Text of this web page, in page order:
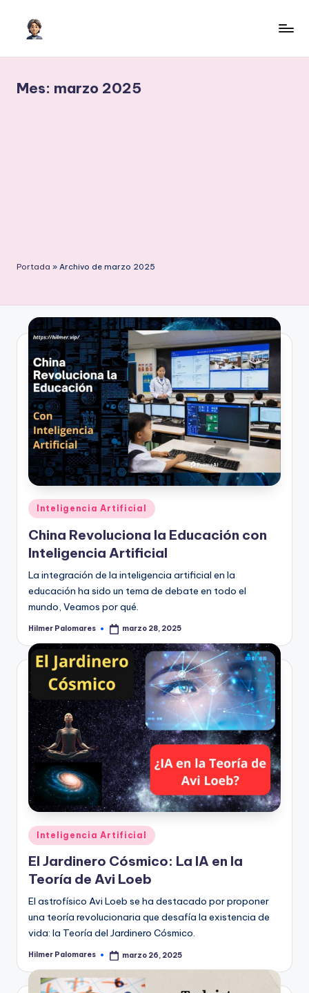
Saltar
contenido
c
para
crecer
Mes: marzo 2025
Portada » Archivo de marzo 2025
Publicado
en
Inteligencia Artificial
China Revoluciona la Educación con
Inteligencia Artificial
La integración de la inteligencia artificial en la
educación ha sido un tema de debate en todo el
mundo, Veamos por qué.
Publicado
Hilmer Palomares marzo 28, 2025
Publicado
en
Inteligencia Artificial
El Jardinero Cósmico: La IA en la
Teoría de Avi Loeb
El astrofísico Avi Loeb se ha destacado por proponer
una teoría revolucionaria que desafía la existencia de
vida: la Teoría del Jardinero Cósmico.
Publicado
Hilmer Palomares marzo 26, 2025